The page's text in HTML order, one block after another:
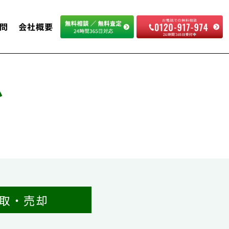
会社概要
・売却